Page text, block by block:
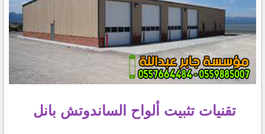
تقنيات تثبيت ألواح الساندوتش بانل